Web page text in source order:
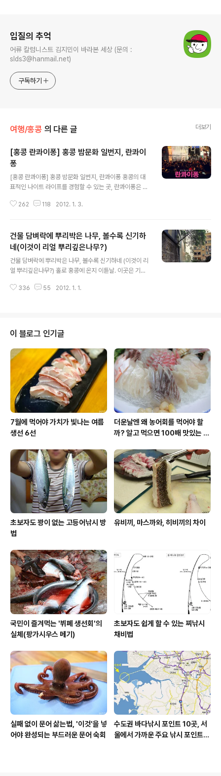
입질의 추억
어류 칼럼니스트 김지민이 바라본 세상 (문의 :
slds3@hanmail.net)
구독하기
여행/홍콩 의 다른 글 더보기
[홍콩 란콰이퐁] 홍콩 밤문화 일번지, 란콰이
퐁
[홍콩 란콰이퐁] 홍콩 밤문화 일번지, 란콰이퐁 홍콩의 대
표적인 나이트 라이프를 경험할 수 있는 곳, 란콰이퐁은 마
서로 뒤엉킨 채 거리에서 길맥을 즐기는 모습은 란콰이퐁
밤거리를 찾았습니다. 하지만 혼자가면 절대로 안되는 이
유가 있습니다. 흑흑흑 ㅠㅠ [홍콩 란콰이퐁] 홍콩 밤문화
일번지, 란콰이퐁 들떠있는 연말연시 분위기 속에 술집 간
판들이 빼곡히 들어선 골목길을 거닐며 길거리에서 길맥을
즐기며 파티를 즐길 수 있는 이곳은 란콰이퐁, 홍콩섬 센트
럴 그 이름도 유명한 "란콰이퐁" 화려한 간판들을 자랑하며
262 118 2012. 1. 3.
건물 담벼락에 뿌리박은 나무, 볼수록 신기하
네(이것이 리얼 뿌리깊은나무?)
건물 담벼락에 뿌리박은 나무, 볼수록 신기하네 (이것이 리
얼 뿌리깊은나무?) 홀로 홍콩에 온지 이튿날. 이곳은 기네
화 "중경삼림"에 나오는 미드레벨 에스컬레이터 바로 영화
려올 생각에 다리가 후들거리는데.. 에스컬레이터 타고 정
상 찍은 후 다시 계단을 밟고 내려오는데 사람 한명 겨우 지
나다닐 정도로 좁은 골목을 통과하니.. 한적한 골목길. 그곳
에서 눈에 들어온 요상한 나무. 도대체 이게 뭘까? 어떻게
건물 담벼락에 뿌리를 박고 자랄 수 있는건지 요리보고 저
리봐도 신기하기만 합니다. 나무란게 ..
336 55 2012. 1. 1.
이 블로그 인기글
7월에 먹어야 가치가 빛나는 여름
생선 6선
더운날엔 왜 농어회를 먹어야 할
까? 알고 먹으면 100배 맛있는 농
초보자도 꽝이 없는 고등어낚시 방
법
유비끼, 마스까와, 히비끼의 차이
국민이 즐겨먹는 '뷔페 생선회'의
실체(팡가시우스 메기)
초보자도 쉽게 할 수 있는 찌낚시
채비법
실패 없이 문어 삶는법, '이것'을 넣
어야 완성되는 부드러운 문어 숙회
수도권 바다낚시 포인트 10곳, 서
울에서 가까운 주요 낚시 포인트